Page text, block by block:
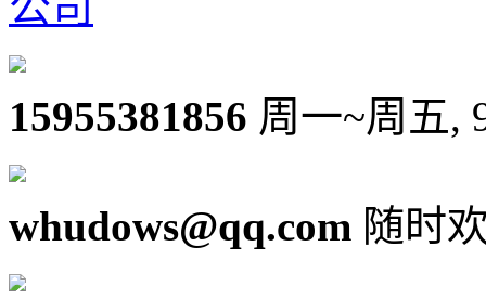
15955381856 周一~周五,
whudows@qq.com 随时